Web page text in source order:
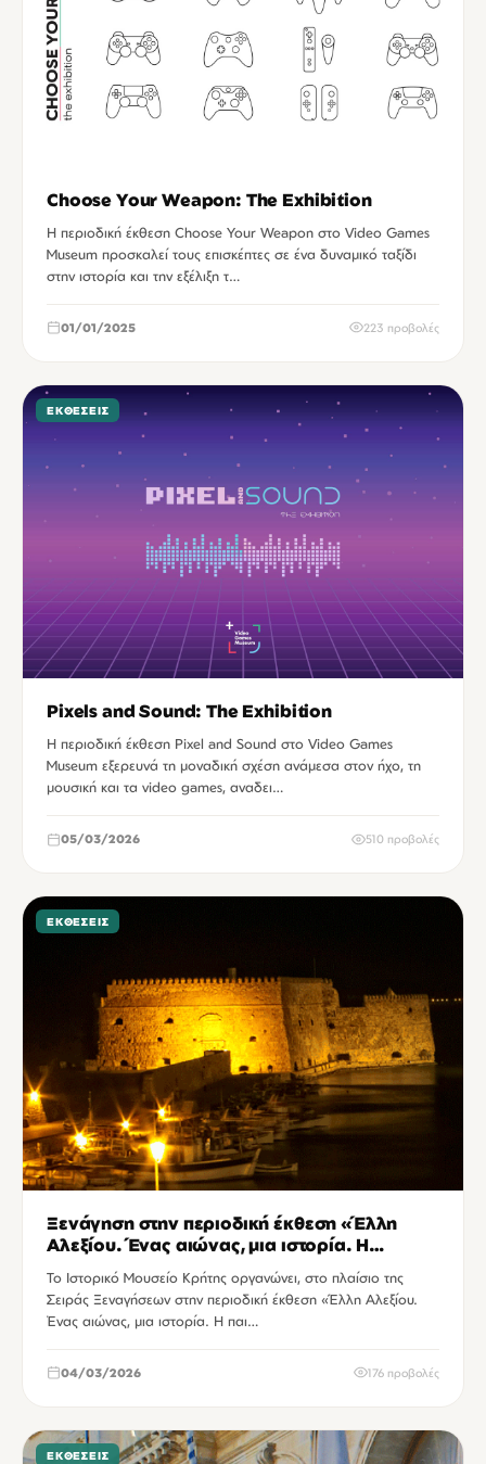
Choose Your Weapon: The Exhibition
Η περιοδική έκθεση Choose Your Weapon στο Video Games
Museum προσκαλεί τους επισκέπτες σε ένα δυναμικό ταξίδι
στην ιστορία και την εξέλιξη τ…
01/01/2025 223 προβολές
ΕΚΘΈΣΕΙΣ
Pixels and Sound: The Exhibition
Η περιοδική έκθεση Pixel and Sound στο Video Games
Museum εξερευνά τη μοναδική σχέση ανάμεσα στον ήχο, τη
μουσική και τα video games, αναδει…
05/03/2026 510 προβολές
ΕΚΘΈΣΕΙΣ
Ξενάγηση στην περιοδική έκθεση «Έλλη
Αλεξίου. Ένας αιώνας, μια ιστορία. Η
παιδαγωγός, η συγγραφέας, η αγωνίστρια»
Το Ιστορικό Μουσείο Κρήτης οργανώνει, στο πλαίσιο της
Σειράς Ξεναγήσεων στην περιοδική έκθεση «Έλλη Αλεξίου.
Ένας αιώνας, μια ιστορία. Η παι…
04/03/2026 176 προβολές
ΕΚΘΈΣΕΙΣ